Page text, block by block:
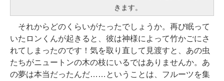
きます。
それからどのくらいがたったでしょうか。再び眠って
いたロンくんが起きると、彼は神様によって竹かごにさ
れてしまったのです！気を取り直して見渡すと、あの虫
たちがニュートンの木の枝にいるではありませんか。あ
の夢は本当だったんだ……ということは、フルーツを集